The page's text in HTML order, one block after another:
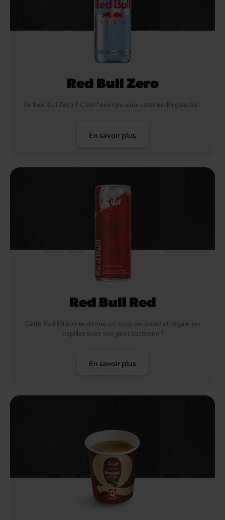
Red Bull Zero
Le Red Bull Zero ? C'est l’énergie sans calories. Régale-toi !
En savoir plus
Red Bull Red
Cette Red Edition te donne un coup de boost et régale tes
papilles avec son goût pastèque !
En savoir plus